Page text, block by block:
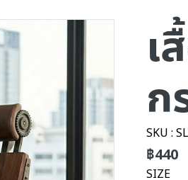
เ
ก
SKU :
฿440
SIZE